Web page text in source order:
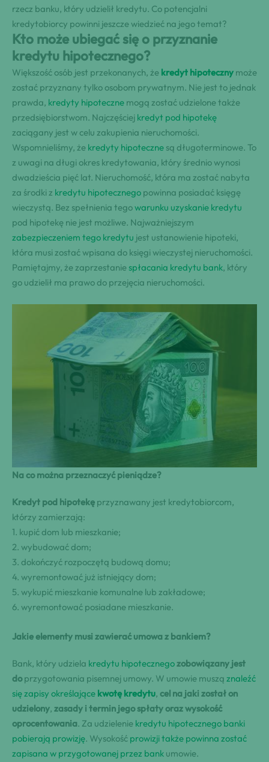
rzecz banku, który udzielił kredytu. Co potencjalni
kredytobiorcy powinni jeszcze wiedzieć na jego temat?
Kto może ubiegać się o przyznanie
kredytu hipotecznego?
Większość osób jest przekonanych, że kredyt hipoteczny może
zostać przyznany tylko osobom prywatnym. Nie jest to jednak
prawda, kredyty hipoteczne mogą zostać udzielone także
przedsiębiorstwom. Najczęściej kredyt pod hipotekę
zaciągany jest w celu zakupienia nieruchomości.
Wspomnieliśmy, że kredyty hipoteczne są długoterminowe. To
z uwagi na długi okres kredytowania, który średnio wynosi
dwadzieścia pięć lat. Nieruchomość, która ma zostać nabyta
za środki z kredytu hipotecznego powinna posiadać księgę
wieczystą. Bez spełnienia tegowarunku uzyskanie kredytu
pod hipotekę nie jest możliwe. Najważniejszym
zabezpieczeniem tego kredytu jest ustanowienie hipoteki,
która musi zostać wpisana do księgi wieczystej nieruchomości.
Pamiętajmy, że zaprzestaniespłacania kredytu bank, który
go udzielił ma prawo do przejęcia nieruchomości.
Na co można przeznaczyć pieniądze?
Kredyt pod hipotekę przyznawany jest kredytobiorcom,
którzy zamierzają:
1. kupić dom lub mieszkanie;
2. wybudować dom;
3. dokończyć rozpoczętą budową domu;
4. wyremontować już istniejący dom;
5. wykupić mieszkanie komunalne lub zakładowe;
6. wyremontować posiadane mieszkanie.
Jakie elementy musi zawierać umowa z bankiem?
Bank, który udziela kredytu hipotecznegozobowiązany jest
doprzygotowania pisemnej umowy. W umowie muszą znaleźć
się zapisy określające kwotę kredytu, cel na jaki został on
udzielony, zasady i termin jego spłatyoraz wysokość
oprocentowania. Za udzielenie kredytu hipotecznego banki
pobierają prowizję. Wysokość prowizji także powinna zostać
zapisana w przygotowanej przez bank umowie.